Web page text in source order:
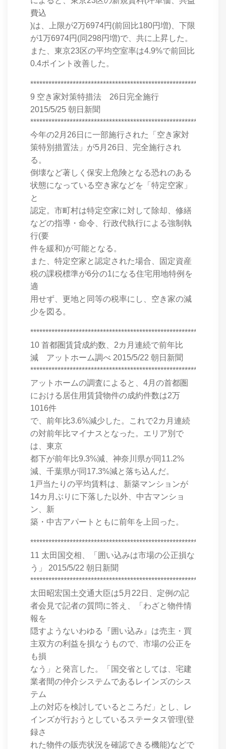
費込
)は、上限が2万6974円(前回比180円増)、下限
が1万6974円(同298円増)で、共に上昇した。
また、東京23区の平均空室率は4.9%で前回比
0.4ポイント改善した。
9 空き家対策特措法 26日完全施行
2015/5/25 朝日新聞
今年の2月26日に一部施行された「空き家対
策特別措置法」が5月26日、完全施行され
る。
倒壊など著しく保安上危険となる恐れのある
状態になっている空き家などを「特定空家」
と
認定。市町村は特定空家に対して除却、修繕
などの指導・命令、行政代執行による強制執
行(要
件を緩和)が可能となる。
また、特定空家と認定された場合、固定資産
税の課税標準が6分の1になる住宅用地特例を
適
用せず、更地と同等の税率にし、空き家の減
少を図る。
10 首都圏賃貸成約数、2カ月連続で前年比
減 アットホーム調べ 2015/5/22 朝日新聞
アットホームの調査によると、4月の首都圏
における居住用賃貸物件の成約件数は2万
1016件
で、前年比3.6%減少した。これで2カ月連続
の対前年比マイナスとなった。エリア別で
は、東京
都下が前年比9.3%減、神奈川県が同11.2%
減、千葉県が同17.3%減と落ち込んだ。
1戸当たりの平均賃料は、新築マンションが
14カ月ぶりに下落した以外、中古マンショ
ン、新
築・中古アパートともに前年を上回った。
11 太田国交相、「囲い込みは市場の公正損な
う」 2015/5/22 朝日新聞
太田昭宏国土交通大臣は5月22日、定例の記
者会見で記者の質問に答え、「わざと物件情
報を
隠すようないわゆる『囲い込み』は売主・買
主双方の利益を損なうもので、市場の公正を
も損
なう」と発言した。「国交省としては、宅建
業者間の仲介システムであるレインズのシス
テム
上の対応を検討しているところだ」とし、レ
インズが行おうとしているステータス管理(登
録さ
れた物件の販売状況を確認できる機能)などで